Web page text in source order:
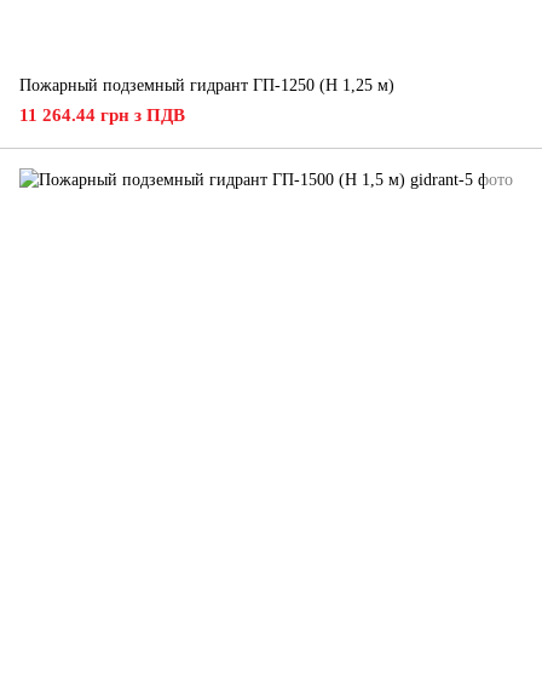
Пожарный подземный гидрант ГП-1250 (H 1,25 м)
11 264.44 грн з ПДВ